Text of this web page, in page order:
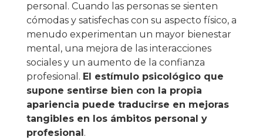
personal. Cuando las personas se sienten
cómodas y satisfechas con su aspecto físico, a
menudo experimentan un mayor bienestar
mental, una mejora de las interacciones
sociales y un aumento de la confianza
profesional. El estímulo psicológico que
supone sentirse bien con la propia
apariencia puede traducirse en mejoras
tangibles en los ámbitos personal y
profesional.